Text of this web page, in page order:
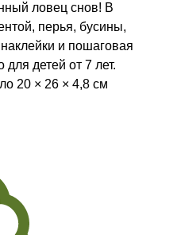
ловец снов! В
перья, бусины,
и пошаговая
детей от 7 лет.
20 × 26 × 4,8 см
и